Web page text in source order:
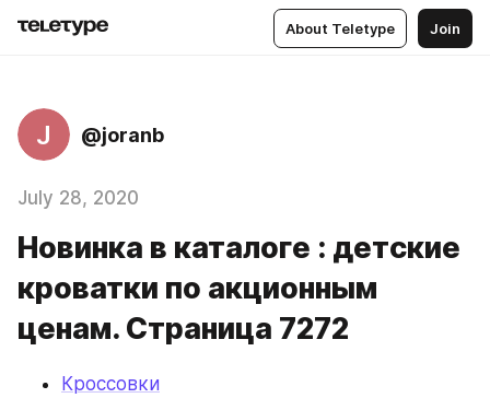
About Teletype Join
J @joranb
July 28, 2020
Новинка в каталоге : детские
кроватки по акционным
ценам. Страница 7272
Кроссовки